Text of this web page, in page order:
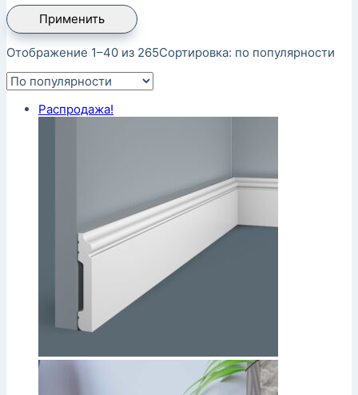
Применить
Отображение 1–40 из 265Сортировка: по популярности
Распродажа!